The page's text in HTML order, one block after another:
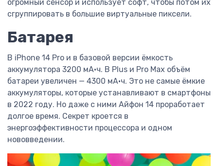
огромный сенсор и использует софт, чтобы потом их
сгруппировать в большие виртуальные пиксели.
Батарея
В iPhone 14 Pro и в базовой версии ёмкость
аккумулятора 3200 мА·ч. В Plus и Pro Max объём
батареи увеличен — 4300 мА·ч. Это не самые ёмкие
аккумуляторы, которые устанавливают в смартфоны
в 2022 году. Но даже с ними Айфон 14 проработает
долгое время. Секрет кроется в
энергоэффективности процессора и одном
нововведении.